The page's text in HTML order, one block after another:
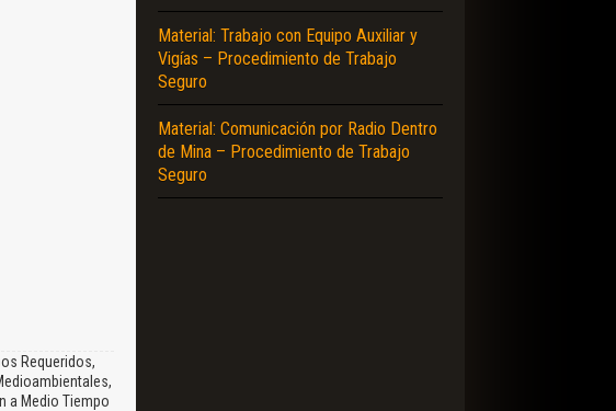
Requeridos,
a Medio Tiempo
Material: Trabajo con Equipo Auxiliar y
Vigías – Procedimiento de Trabajo
Seguro
Material: Comunicación por Radio Dentro
de Mina – Procedimiento de Trabajo
Seguro